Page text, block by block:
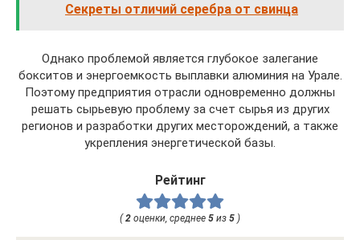
Секреты отличий серебра от свинца
Однако проблемой является глубокое залегание
бокситов и энергоемкость выплавки алюминия на Урале.
Поэтому предприятия отрасли одновременно должны
решать сырьевую проблему за счет сырья из других
регионов и разработки других месторождений, а также
укрепления энергетической базы.
Рейтинг
(2 оценки, среднее 5 из 5 )